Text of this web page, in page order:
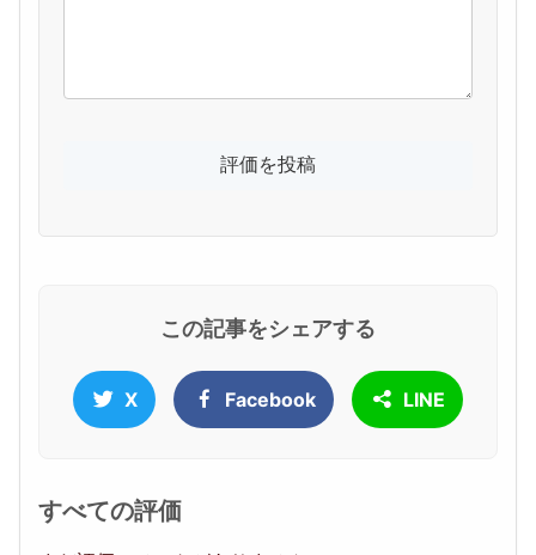
この記事をシェアする
X Facebook LINE
すべての評価